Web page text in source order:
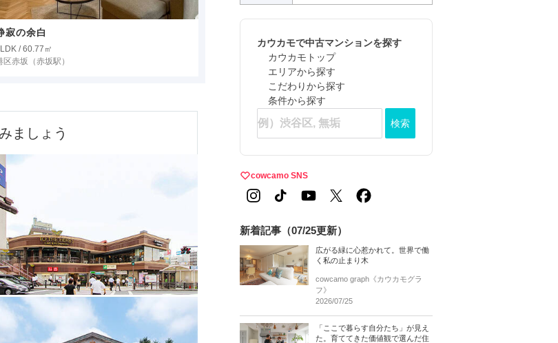
寂の余白
/ 60.77㎡
区赤坂 （赤坂駅）
ましょう
カウカモで中古マンションを探す
カウカモトップ
エリアから探す
こだわりから探す
条件から探す
検索
cowcamo SNS
新着記事（07/25更新）
広がる緑に心惹かれて。世界で働
く私の止まり木
cowcamo graph《カウカモグラ
フ》
2026/07/25
「ここで暮らす自分たち」が見え
た。育ててきた価値観で選んだ住